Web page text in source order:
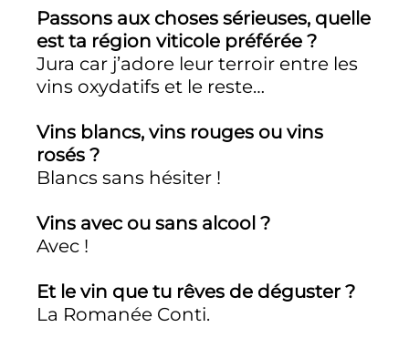
Passons aux choses sérieuses, quelle
est ta région viticole préférée ?
Jura car j’adore leur terroir entre les
vins oxydatifs et le reste…
Vins blancs, vins rouges ou vins
rosés ?
Blancs sans hésiter !
Vins avec ou sans alcool ?
Avec !
Et le vin que tu rêves de déguster ?
La Romanée Conti.